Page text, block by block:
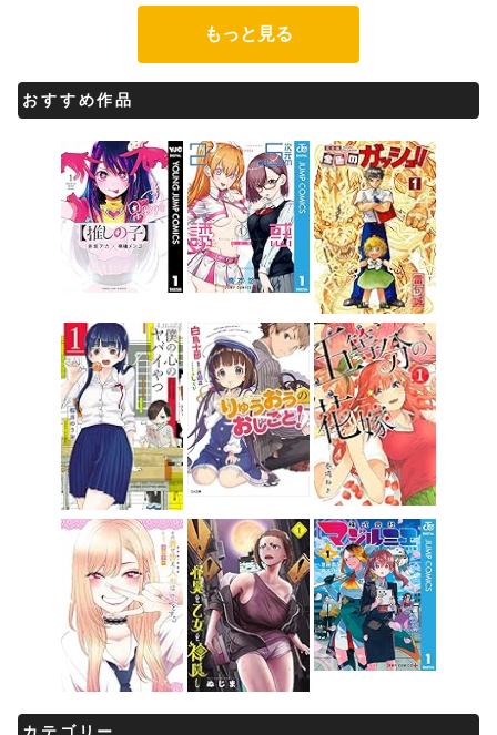
もっと見る
おすすめ作品